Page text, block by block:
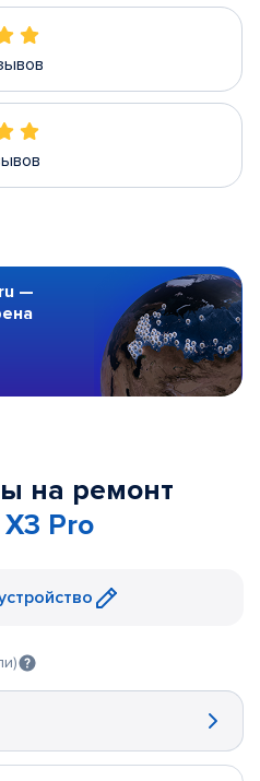
—
на ремонт
Pro